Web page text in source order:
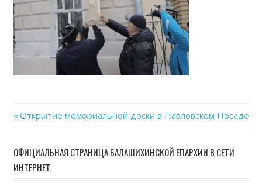
по
записям
Previous
Открытие мемориальной доски в Павловском Посаде
ОФИЦИАЛЬНАЯ СТРАНИЦА БАЛАШИХИНСКОЙ ЕПАРХИИ В СЕТИ
ИНТЕРНЕТ